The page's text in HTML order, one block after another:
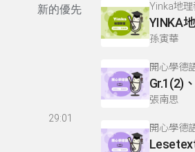
新的優先
29:01
Yinka地理
孫寅華
開心學德
Gr.1(2)
張南思
開心學德